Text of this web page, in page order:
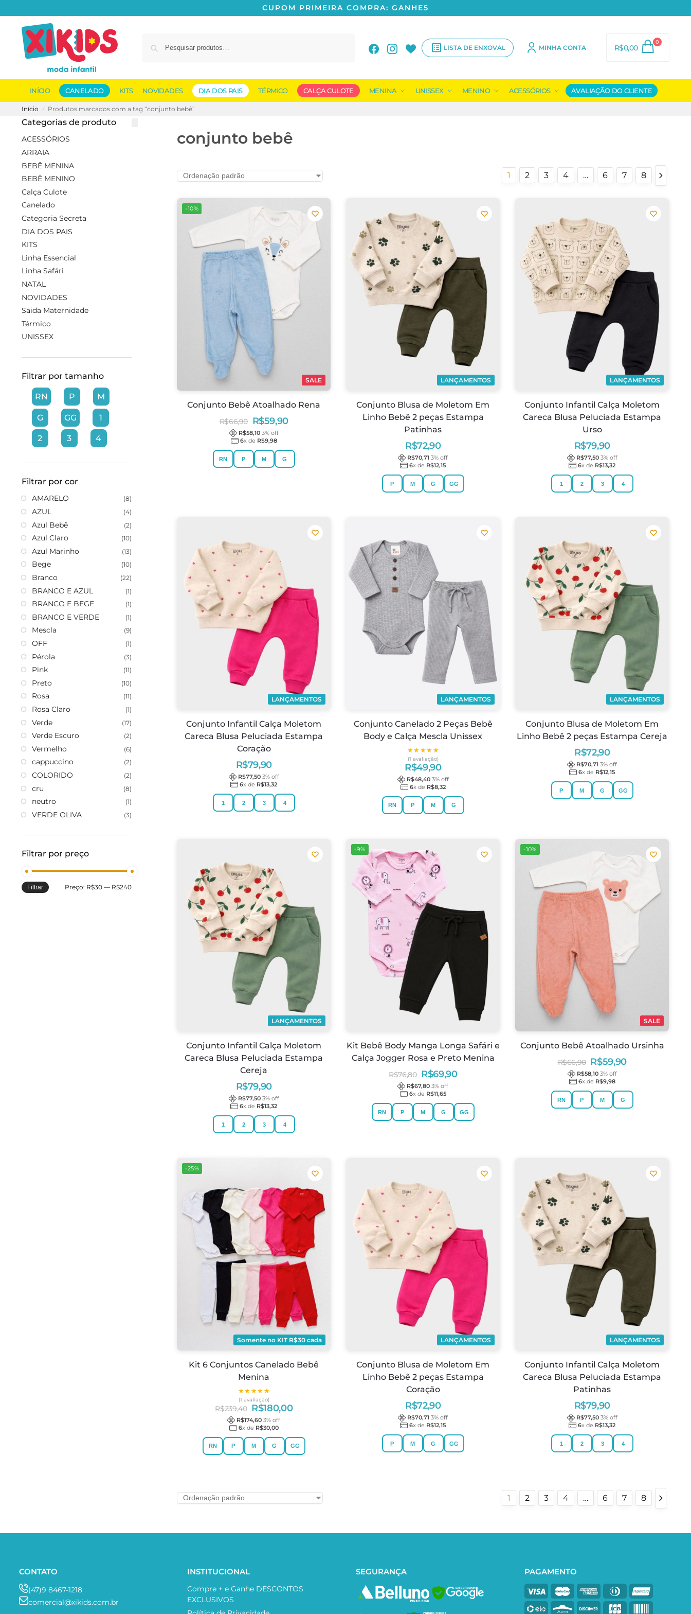
CUPOM PRIMEIRA COMPRA: GANHE5
LISTA DE ENXOVAL
MINHA CONTA R$0,00
0
INÍCIO CANELADO KITS NOVIDADES DIA DOS PAIS TÉRMICO CALÇA CULOTE MENINA UNISSEX MENINO ACESSÓRIOS AVALIAÇÃO DO CLIENTE
Início / Produtos marcados com a tag “conjunto bebê”
conjunto bebê
1 2 3 4 … 6 7 8
-10%
SALE
Conjunto Bebê Atoalhado Rena
R$66,90 R$59,90
R$58,10 3% off
6x de R$9,98
RN P M G
LANÇAMENTOS
Conjunto Blusa de Moletom Em
Linho Bebê 2 peças Estampa
Patinhas
R$72,90
R$70,71 3% off
6x de R$12,15
P M G GG
LANÇAMENTOS
Conjunto Infantil Calça Moletom
Careca Blusa Peluciada Estampa
Urso
R$79,90
R$77,50 3% off
6x de R$13,32
1 2 3 4
LANÇAMENTOS
Conjunto Infantil Calça Moletom
Careca Blusa Peluciada Estampa
Coração
R$79,90
R$77,50 3% off
6x de R$13,32
1 2 3 4
LANÇAMENTOS
Conjunto Canelado 2 Peças Bebê
Body e Calça Mescla Unissex
R$49,90
★★★★★
★★★★★
(1 avaliação)
R$48,40 3% off
6x de R$8,32
RN P M G
LANÇAMENTOS
Conjunto Blusa de Moletom Em
Linho Bebê 2 peças Estampa Cereja
R$72,90
R$70,71 3% off
6x de R$12,15
P M G GG
LANÇAMENTOS
Conjunto Infantil Calça Moletom
Careca Blusa Peluciada Estampa
Cereja
R$79,90
R$77,50 3% off
6x de R$13,32
1 2 3 4
-9%
Kit Bebê Body Manga Longa Safári e
Calça Jogger Rosa e Preto Menina
R$76,80 R$69,90
R$67,80 3% off
6x de R$11,65
RN P M G GG
-10%
SALE
Conjunto Bebê Atoalhado Ursinha
R$66,90 R$59,90
R$58,10 3% off
6x de R$9,98
RN P M G
-25%
Somente no KIT R$30 cada
Kit 6 Conjuntos Canelado Bebê
Menina
R$239,40 R$180,00
★★★★★
★★★★★
(1 avaliação)
R$174,60 3% off
6x de R$30,00
RN P M G GG
LANÇAMENTOS
Conjunto Blusa de Moletom Em
Linho Bebê 2 peças Estampa
Coração
R$72,90
R$70,71 3% off
6x de R$12,15
P M G GG
LANÇAMENTOS
Conjunto Infantil Calça Moletom
Careca Blusa Peluciada Estampa
Patinhas
R$79,90
R$77,50 3% off
6x de R$13,32
1 2 3 4
1 2 3 4 … 6 7 8
Categorias de produto
ACESSÓRIOS
ARRAIA
BEBÊ MENINA
BEBÊ MENINO
Calça Culote
Canelado
Categoria Secreta
DIA DOS PAIS
KITS
Linha Essencial
Linha Safári
NATAL
NOVIDADES
Saida Maternidade
Térmico
UNISSEX
Filtrar por tamanho
RN P M
G GG 1
2 3 4
Filtrar por cor
AMARELO (8)
AZUL (4)
Azul Bebê (2)
Azul Claro (10)
Azul Marinho (13)
Bege (10)
Branco (22)
BRANCO E AZUL (1)
BRANCO E BEGE (1)
BRANCO E VERDE (1)
Mescla (9)
OFF (1)
Pérola (3)
Pink (11)
Preto (10)
Rosa (11)
Rosa Claro (1)
Verde (17)
Verde Escuro (2)
Vermelho (6)
cappuccino (2)
COLORIDO (2)
cru (8)
neutro (1)
VERDE OLIVA (3)
Filtrar por preço
Filtrar Preço: R$30 — R$240
CONTATO
(47)9 8467-1218
comercial@xikids.com.br
INSTITUCIONAL
Compre + e Ganhe DESCONTOS
EXCLUSIVOS
SEGURANÇA
SAFE BROWSING
PAGAMENTO